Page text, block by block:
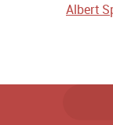
Albert